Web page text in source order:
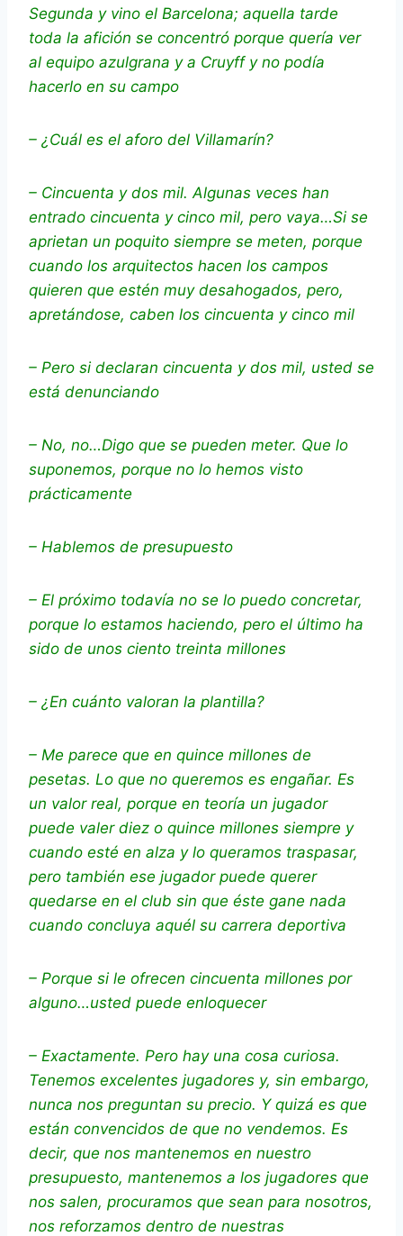
Segunda y vino el Barcelona; aquella tarde
toda la afición se concentró porque quería ver
al equipo azulgrana y a Cruyff y no podía
hacerlo en su campo
– ¿Cuál es el aforo del Villamarín?
– Cincuenta y dos mil. Algunas veces han
entrado cincuenta y cinco mil, pero vaya…Si se
aprietan un poquito siempre se meten, porque
cuando los arquitectos hacen los campos
quieren que estén muy desahogados, pero,
apretándose, caben los cincuenta y cinco mil
– Pero si declaran cincuenta y dos mil, usted se
está denunciando
– No, no…Digo que se pueden meter. Que lo
suponemos, porque no lo hemos visto
prácticamente
– Hablemos de presupuesto
– El próximo todavía no se lo puedo concretar,
porque lo estamos haciendo, pero el último ha
sido de unos ciento treinta millones
– ¿En cuánto valoran la plantilla?
– Me parece que en quince millones de
pesetas. Lo que no queremos es engañar. Es
un valor real, porque en teoría un jugador
puede valer diez o quince millones siempre y
cuando esté en alza y lo queramos traspasar,
pero también ese jugador puede querer
quedarse en el club sin que éste gane nada
cuando concluya aquél su carrera deportiva
– Porque si le ofrecen cincuenta millones por
alguno…usted puede enloquecer
– Exactamente. Pero hay una cosa curiosa.
Tenemos excelentes jugadores y, sin embargo,
nunca nos preguntan su precio. Y quizá es que
están convencidos de que no vendemos. Es
decir, que nos mantenemos en nuestro
presupuesto, mantenemos a los jugadores que
nos salen, procuramos que sean para nosotros,
nos reforzamos dentro de nuestras